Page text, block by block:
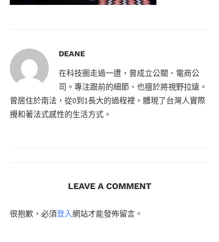
DEANE
在科技圈走過一遭，曾成立公關、電商公
司。專注跟前的細節、也擅於將視野拉遠。
曾居住於南法，從0到1長大的過程裡，體現了台灣人實際
攪和著法式感性的生活方式。
LEAVE A COMMENT
很抱歉，必須登入網站才能發佈留言。